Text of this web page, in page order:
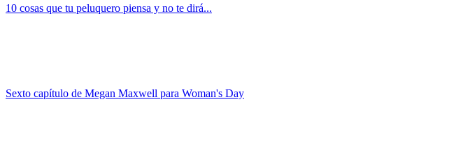
10 cosas que tu peluquero piensa y no te dirá...
Sexto capítulo de Megan Maxwell para Woman's Day